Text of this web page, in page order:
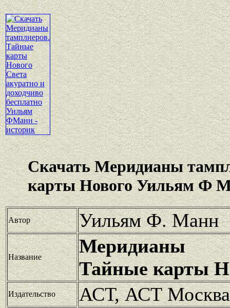
Скачать Меридианы
карты Нового Уильям Ф
Автор Уильям Ф. Манн
Название
Меридианы
Тайные карты
Издательство АСТ, АСТ Москва